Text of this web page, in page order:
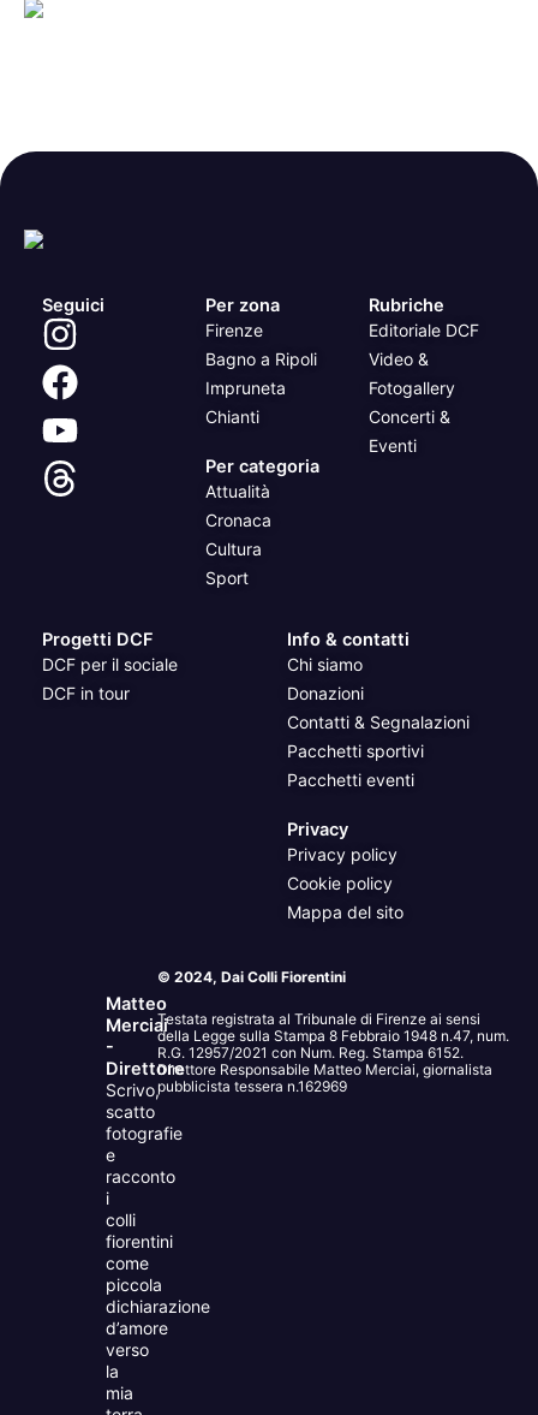
Seguici Per zona
Firenze
Bagno a Ripoli
Impruneta
Chianti
Per categoria
Attualità
Cronaca
Cultura
Sport
Rubriche
Editoriale DCF
Video &
Fotogallery
Concerti &
Eventi
Progetti DCF
DCF per il sociale
DCF in tour
Info & contatti
Chi siamo
Donazioni
Contatti & Segnalazioni
Pacchetti sportivi
Pacchetti eventi
Privacy
Privacy policy
Cookie policy
Mappa del sito
Matteo
Merciai
-
Direttore
Scrivo,
scatto
fotografie
e
racconto
i
colli
fiorentini
come
piccola
dichiarazione
d’amore
verso
la
mia
© 2024, Dai Colli Fiorentini
Testata registrata al Tribunale di Firenze ai sensi
della Legge sulla Stampa 8 Febbraio 1948 n.47, num.
R.G. 12957/2021 con Num. Reg. Stampa 6152.
Direttore Responsabile Matteo Merciai, giornalista
pubblicista tessera n.162969